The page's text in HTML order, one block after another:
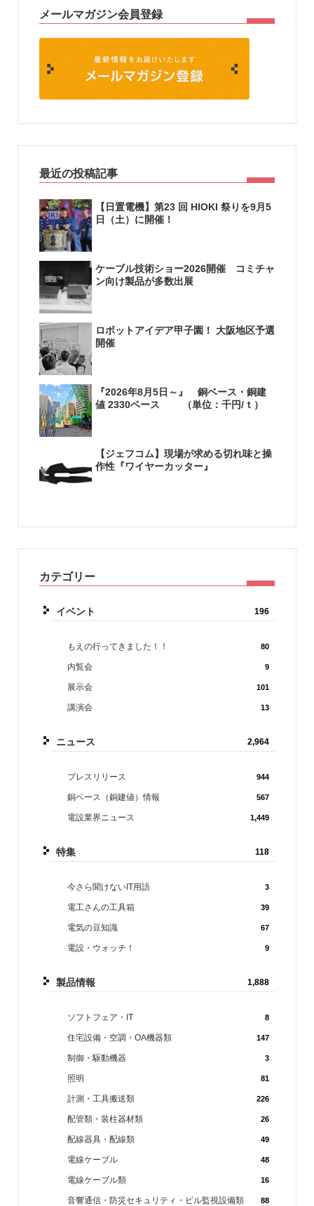
メールマガジン会員登録
最近の投稿記事
【日置電機】第23 回 HIOKI 祭りを9月5
日（土）に開催！
ケーブル技術ショー2026開催 コミチャ
ン向け製品が多数出展
ロボットアイデア甲子園！ 大阪地区予選
開催
『2026年8月5日～』 銅ベース・銅建
値 2330ベース （単位：千円/ｔ）
【ジェフコム】現場が求める切れ味と操
作性『ワイヤーカッター』
カテゴリー
イベント 196
もえの行ってきました！！ 80
内覧会 9
展示会 101
講演会 13
ニュース 2,964
プレスリリース 944
銅ベース（銅建値）情報 567
電設業界ニュース 1,449
特集 118
今さら聞けないIT用語 3
電工さんの工具箱 39
電気の豆知識 67
電設・ウォッチ！ 9
製品情報 1,888
ソフトフェア・IT 8
住宅設備・空調・OA機器類 147
制御・駆動機器 3
照明 81
計測・工具搬送類 226
配管類・装柱器材類 26
配線器具・配線類 49
電線ケーブル 48
電線ケーブル類 16
音響通信・防災セキュリティ・ビル監視設備類 88